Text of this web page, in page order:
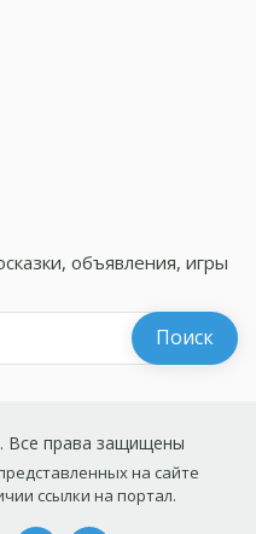
объявления, игры
. Все права защищены
на сайте
ссылки на портал.